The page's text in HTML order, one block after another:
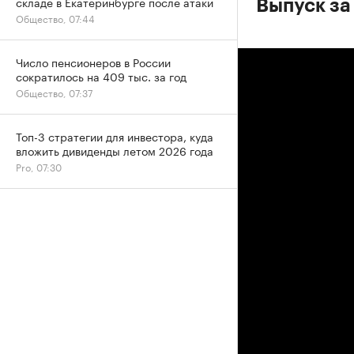
Выпуск
Общество, 07:44
Число пенсионеров в России
сократилось на 409 тыс. за год
Общество, 07:37
Топ-3 стратегии для инвестора, куда
вложить дивиденды летом 2026 года
Pro, 07:30